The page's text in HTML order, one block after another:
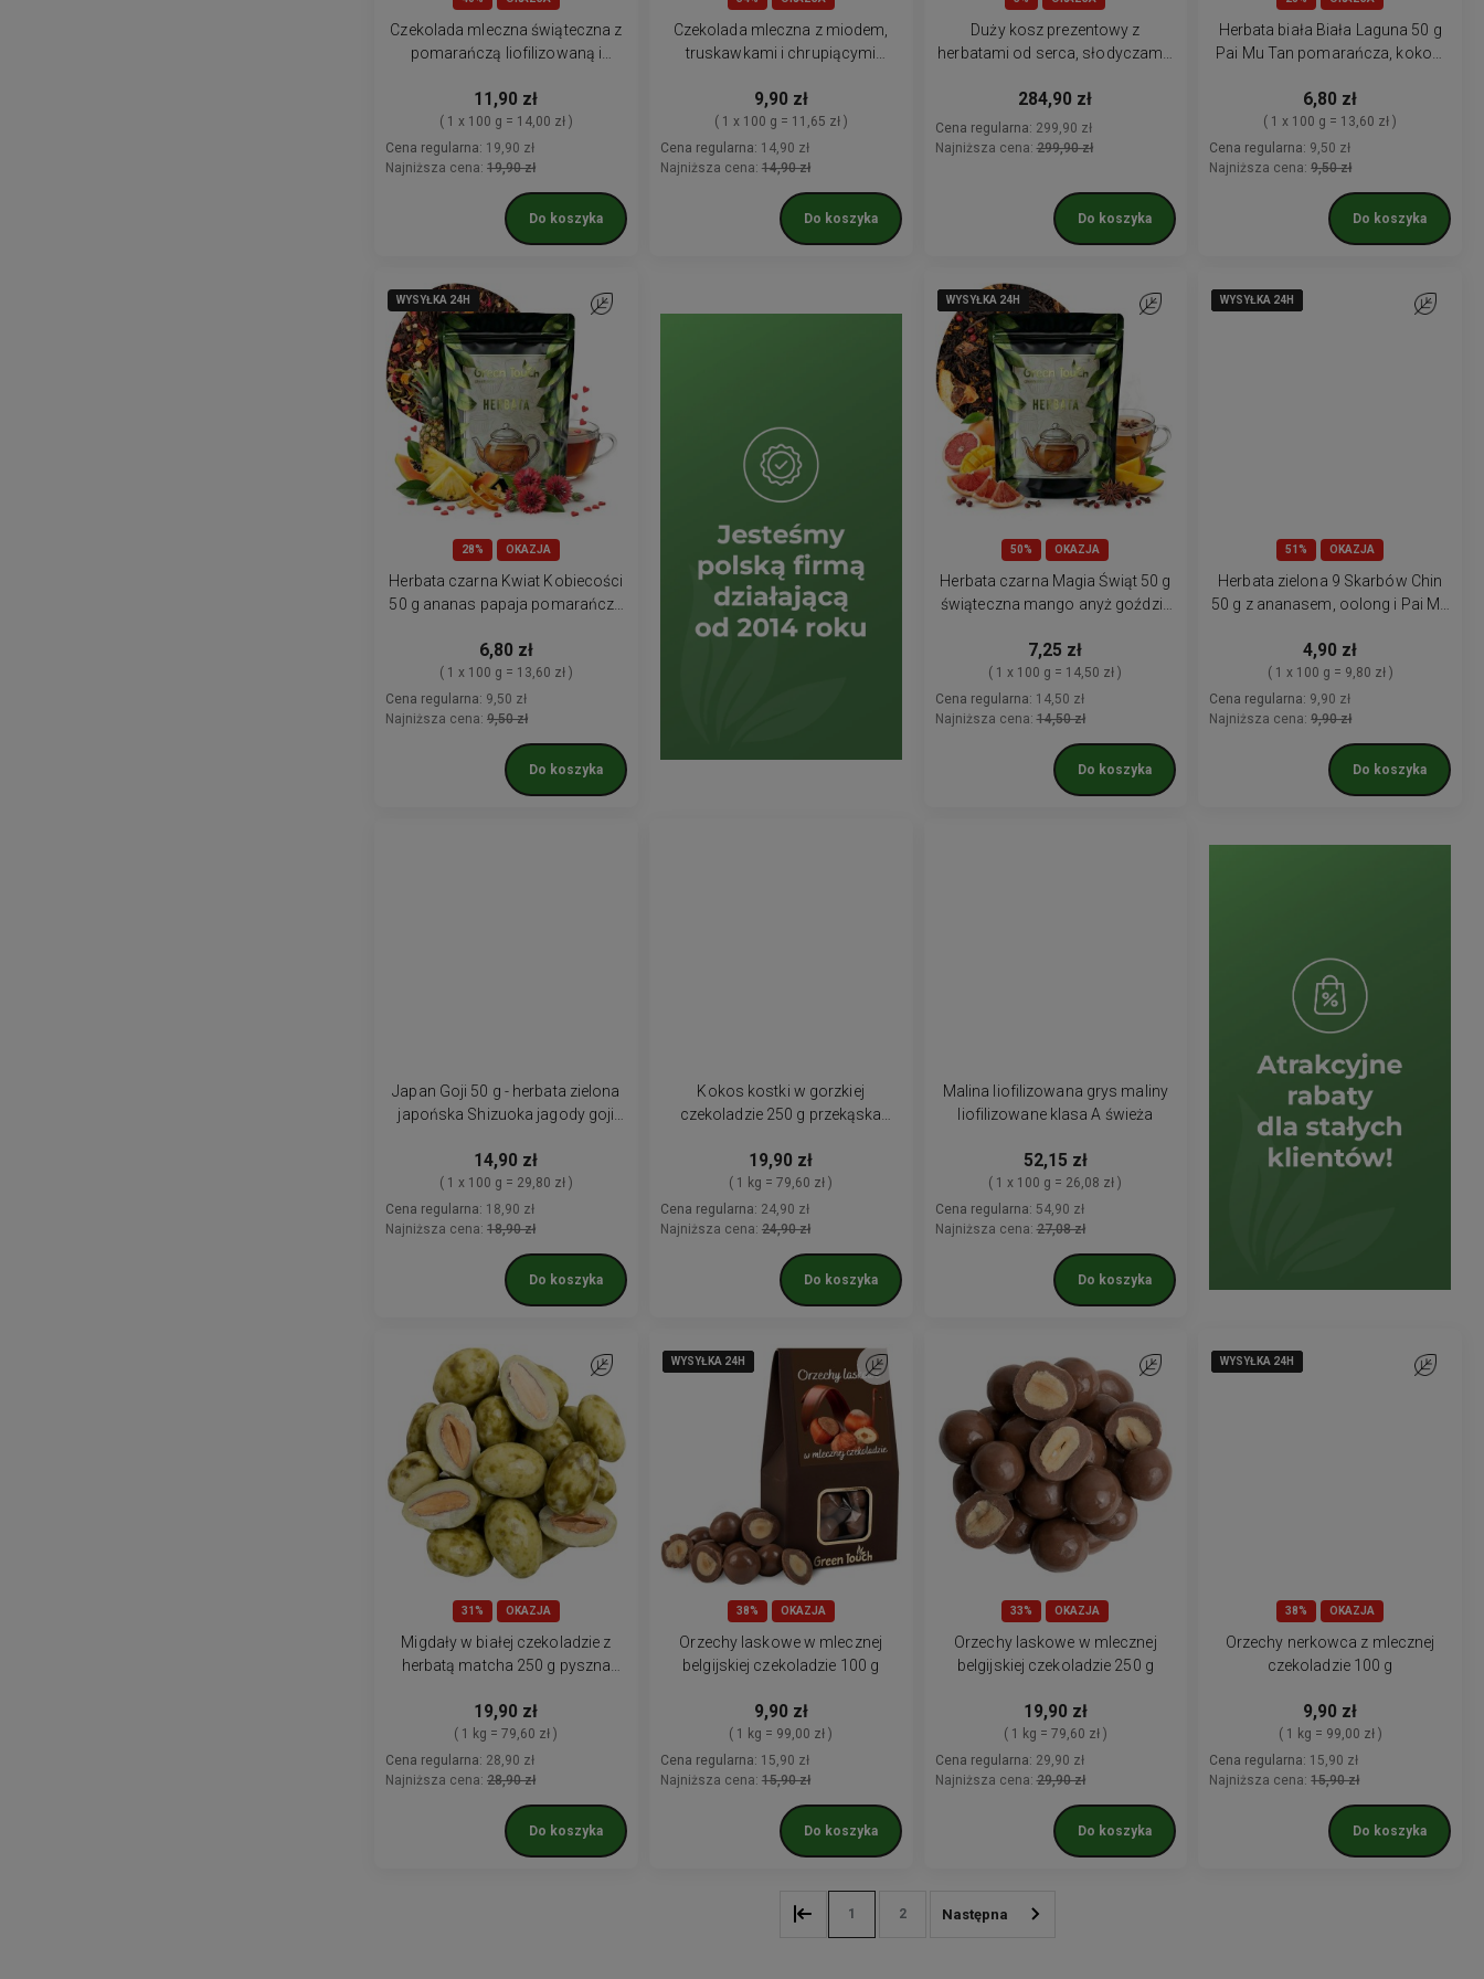
Czekolada mleczna świąteczna z
pomarańczą liofilizowaną i
11,90 zł
( 1 x 100 g = 14,00 zł )
Cena regularna: 19,90 zł
Najniższa cena: 19,90 zł
Do koszyka
Czekolada mleczna z miodem,
truskawkami i chrupiącymi
9,90 zł
( 1 x 100 g = 11,65 zł )
Cena regularna: 14,90 zł
Najniższa cena: 14,90 zł
Do koszyka
Duży kosz prezentowy z
herbatami od serca, słodyczami i
284,90 zł
Cena regularna: 299,90 zł
Najniższa cena:299,90 zł
Do koszyka
Herbata biała Biała Laguna 50 g
Pai Mu Tan pomarańcza, kokos,
6,80 zł
( 1 x 100 g = 13,60 zł )
Cena regularna: 9,50 zł
Najniższa cena:9,50 zł
Do koszyka
28% OKAZJA
WYSYŁKA 24H
Herbata czarna Kwiat Kobiecości
50 g ananas papaja pomarańcza
6,80 zł
( 1 x 100 g = 13,60 zł )
Cena regularna: 9,50 zł
Najniższa cena: 9,50 zł
Do koszyka
Do ulubionych
50% OKAZJA
WYSYŁKA 24H
WYSYŁKA 24H
WYSYŁKA 24H
WYSYŁKA 24H
WYSYŁKA 24H
Herbata czarna Magia Świąt 50 g
świąteczna mango anyż goździk
7,25 zł
( 1 x 100 g = 14,50 zł )
Cena regularna: 14,50 zł
Najniższa cena:14,50 zł
Do koszyka
Do ulubionych
51% OKAZJA
WYSYŁKA 24H
WYSYŁKA 24H
WYSYŁKA 24H
WYSYŁKA 24H
WYSYŁKA 24H
Herbata zielona 9 Skarbów Chin
50 g z ananasem, oolong i Pai Mu
4,90 zł
( 1 x 100 g = 9,80 zł )
Cena regularna: 9,90 zł
Najniższa cena:9,90 zł
Do koszyka
Do
Japan Goji 50 g - herbata zielona
japońska Shizuoka jagody goji
14,90 zł
( 1 x 100 g = 29,80 zł )
Cena regularna: 18,90 zł
Najniższa cena: 18,90 zł
Do koszyka
Kokos kostki w gorzkiej
czekoladzie 250 g przekąska
19,90 zł
( 1 kg = 79,60 zł )
Cena regularna: 24,90 zł
Najniższa cena: 24,90 zł
Do koszyka
Malina liofilizowana grys maliny
liofilizowane klasa A świeża
52,15 zł
( 1 x 100 g = 26,08 zł )
Cena regularna: 54,90 zł
Najniższa cena:27,08 zł
Do koszyka
31% OKAZJA
Migdały w białej czekoladzie z
herbatą matcha 250 g pyszna
19,90 zł
( 1 kg = 79,60 zł )
Cena regularna: 28,90 zł
Najniższa cena: 28,90 zł
Do koszyka
Do ulubionych
38% OKAZJA
WYSYŁKA 24H
WYSYŁKA 24H
WYSYŁKA 24H
WYSYŁKA 24H
Orzechy laskowe w mlecznej
belgijskiej czekoladzie 100 g
9,90 zł
( 1 kg = 99,00 zł )
Cena regularna: 15,90 zł
Najniższa cena: 15,90 zł
Do koszyka
Do ulubionych
33% OKAZJA
Orzechy laskowe w mlecznej
belgijskiej czekoladzie 250 g
19,90 zł
( 1 kg = 79,60 zł )
Cena regularna: 29,90 zł
Najniższa cena:29,90 zł
Do koszyka
Do ulubionych
38% OKAZJA
WYSYŁKA 24H
WYSYŁKA 24H
WYSYŁKA 24H
WYSYŁKA 24H
Orzechy nerkowca z mlecznej
czekoladzie 100 g
9,90 zł
( 1 kg = 99,00 zł )
Cena regularna: 15,90 zł
Najniższa cena:15,90 zł
Do koszyka
Do
1 2